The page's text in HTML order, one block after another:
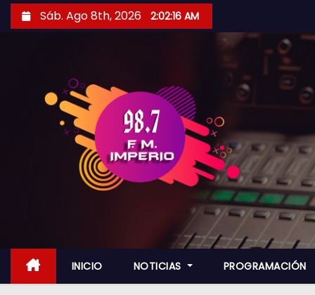
i
Sáb. Ago 8th, 2026 2:02:18 AM
INICIO NOTICIAS PROGRAMACIÓN